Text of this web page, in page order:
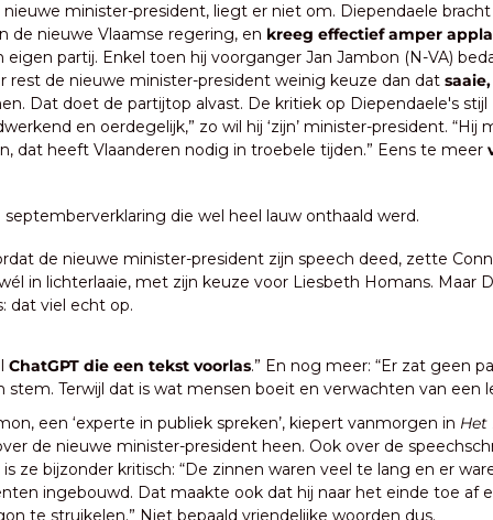
minister-president, liegt er niet om. Diependaele
de nieuwe Vlaamse regering, en kreeg effectief amper
eigen partij. Enkel toen hij voorganger Jan Jambon (N-VA)
rest de nieuwe minister-president weinig keuze dan dat
Dat doet de partijtop alvast. De kritiek op Diependaele's stijl
en oerdegelijk,” zo wil hij ‘zijn’ minister-president. “Hij
dat heeft Vlaanderen nodig in troebele tijden.” Eens te meer
septemberverklaring die wel heel lauw onthaald werd.
de nieuwe minister-president zijn speech deed, zette
in lichterlaaie, met zijn keuze voor Liesbeth Homans. Maar
dat viel echt op.
ChatGPT die een tekst voorlas.” En nog meer: “Er zat geen
stem. Terwijl dat is wat mensen boeit en verwachten van een
een ‘experte in publiek spreken’, kiepert vanmorgen in Het
de nieuwe minister-president heen. Ook over de
ze bijzonder kritisch: “De zinnen waren veel te lang en er
ingebouwd. Dat maakte ook dat hij naar het einde toe af
te struikelen.” Niet bepaald vriendelijke woorden dus.